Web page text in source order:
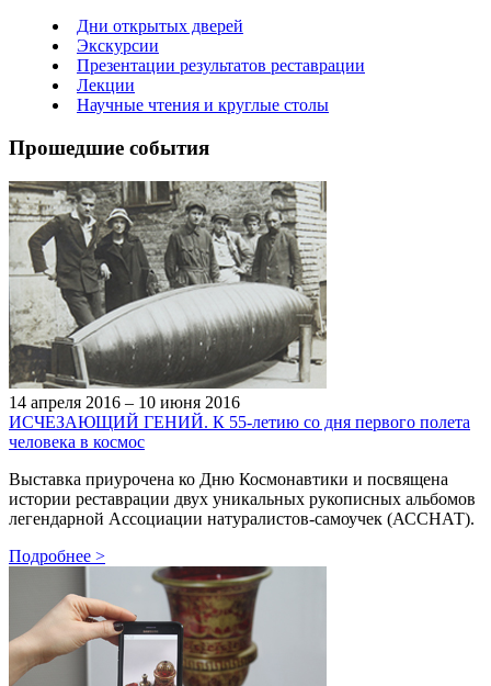
Дни открытых дверей
Экскурсии
Презентации результатов реставрации
Лекции
Научные чтения и круглые столы
Прошедшие события
14 апреля 2016 – 10 июня 2016
ИСЧЕЗАЮЩИЙ ГЕНИЙ. К 55-летию со дня первого полета
человека в космос
Выставка приурочена ко Дню Космонавтики и посвящена
истории реставрации двух уникальных рукописных альбомов
легендарной Ассоциации натуралистов-самоучек (АССНАТ).
Подробнее >